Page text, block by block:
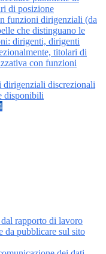
di posizione
funzioni dirigenziali (da
che distinguano le
dirigenti, dirigenti
titolari di
con funzioni
dirigenziali discrezionali
disponibili
rapporto di lavoro
da pubblicare sul sito